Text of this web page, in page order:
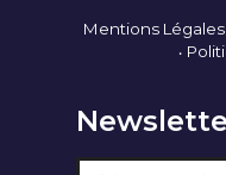
Mentions Légales